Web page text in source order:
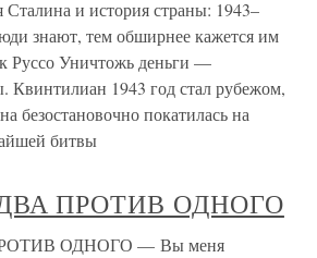
Сталина и история страны: 1943–
знают, тем обширнее кажется им
Руссо Уничтожь деньги —
1943 год стал рубежом,
безостановочно покатилась на
битвы
ПРОТИВ ОДНОГО
ОДНОГО — Вы меня